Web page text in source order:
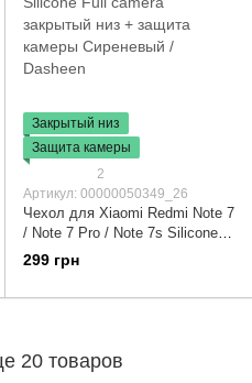
Закрытый низ
Защита камеры
2
Артикул: 00000050349_26
Чехол для Xiaomi Redmi Note 7
/ Note 7 Pro / Note 7s Silicone
Full camera закрытый низ +
защита камеры Сиреневый /
299 грн
20 товаров